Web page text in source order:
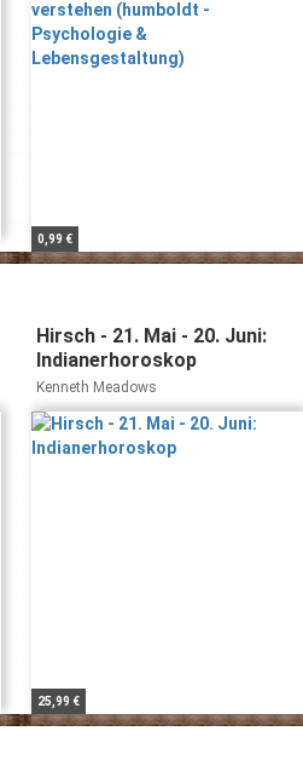
0,99 €
Hirsch - 21. Mai - 20. Juni:
Indianerhoroskop
Kenneth Meadows
25,99 €